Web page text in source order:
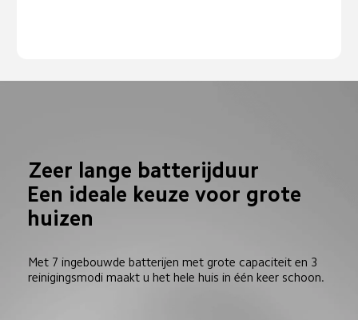
Zeer lange batterijduur
Een ideale keuze voor grote
huizen
Met 7 ingebouwde batterijen met grote capaciteit en 3
reinigingsmodi maakt u het hele huis in één keer schoon.